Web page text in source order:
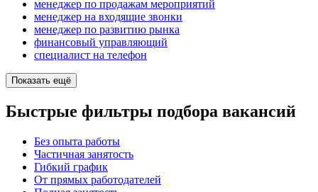
менеджер по продажам мероприятий
менеджер на входящие звонки
менеджер по развитию рынка
финансовый управляющий
специалист на телефон
Показать ещё
Быстрые фильтры подбора вакансий
Без опыта работы
Частичная занятость
Гибкий график
От прямых работодателей